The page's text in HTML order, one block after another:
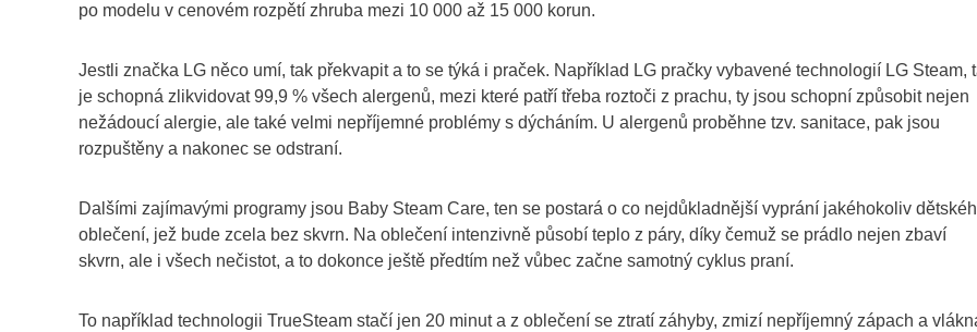
po modelu v cenovém rozpětí zhruba mezi 10 000 až 15 000 korun.
Jestli značka LG něco umí, tak překvapit a to se týká i praček. Například LG pračky vybavené technologií LG Steam,
je schopná zlikvidovat 99,9 % všech alergenů, mezi které patří třeba roztoči z prachu, ty jsou schopní způsobit nejen
nežádoucí alergie, ale také velmi nepříjemné problémy s dýcháním. U alergenů proběhne tzv. sanitace, pak jsou
rozpuštěny a nakonec se odstraní.
Dalšími zajímavými programy jsou Baby Steam Care, ten se postará o co nejdůkladnější vyprání jakéhokoliv
oblečení, jež bude zcela bez skvrn. Na oblečení intenzivně působí teplo z páry, díky čemuž se prádlo nejen zbaví
skvrn, ale i všech nečistot, a to dokonce ještě předtím než vůbec začne samotný cyklus praní.
To například technologii TrueSteam stačí jen 20 minut a z oblečení se ztratí záhyby, zmizí nepříjemný zápach a